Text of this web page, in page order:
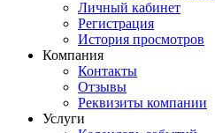
Личный кабинет
Регистрация
История просмотров
Компания
Контакты
Отзывы
Реквизиты компании
Услуги